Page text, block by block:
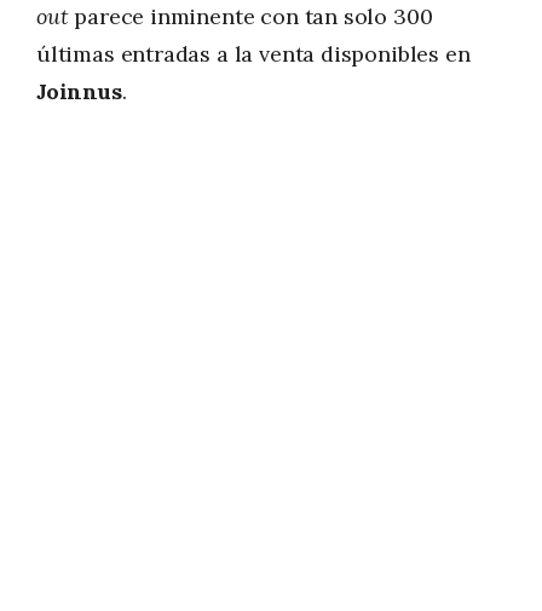
outparece inminente con tan solo 300
últimas entradas a la venta disponibles en
Joinnus.